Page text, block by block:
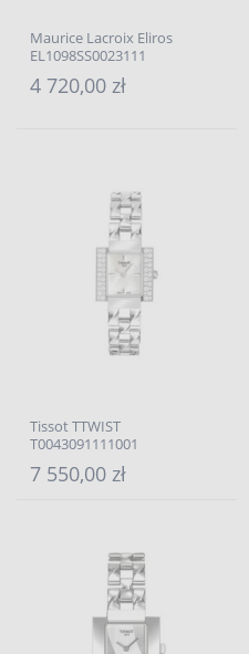
Maurice Lacroix Eliros
EL1098SS0023111
4 720,00 zł
Tissot TTWIST
T0043091111001
7 550,00 zł